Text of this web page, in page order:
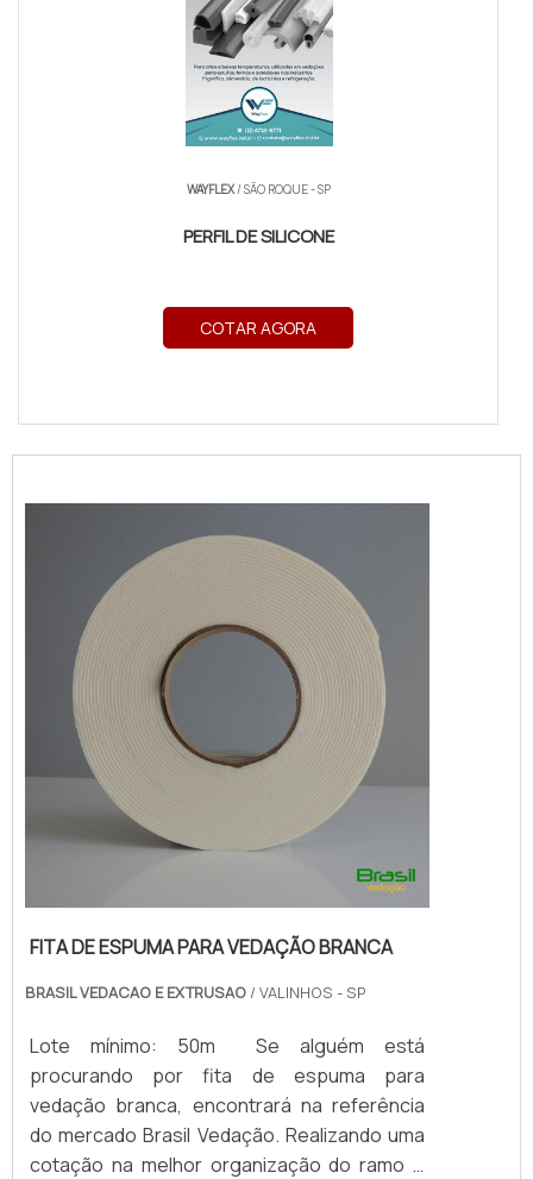
WAYFLEX/ SÃO ROQUE - SP
PERFIL DE SILICONE
COTAR AGORA
FITA DE ESPUMA PARA VEDAÇÃO BRANCA
BRASIL VEDACAO E EXTRUSAO / VALINHOS - SP
Lote mínimo: 50m Se alguém está
procurando por fita de espuma para
vedação branca, encontrará na referência
do mercado Brasil Vedação. Realizando uma
cotação na melhor organização do ramo e